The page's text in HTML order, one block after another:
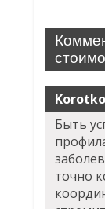
Быть
точно